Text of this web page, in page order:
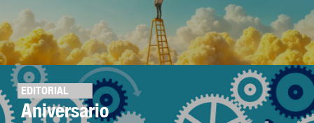
EDITORIAL
Aniversario